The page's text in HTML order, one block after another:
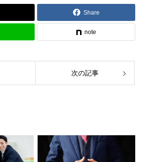
Share
note
次の記事